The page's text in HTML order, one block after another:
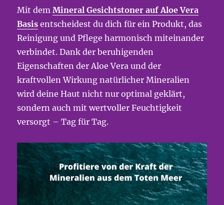
Mit demMineral Gesichtstoner auf Aloe Vera
Basis entscheidest du dich für ein Produkt, das
Reinigung und Pflege harmonisch miteinander
verbindet. Dank der beruhigenden
Eigenschaften der Aloe Vera und der
kraftvollen Wirkung natürlicher Mineralien
wird deine Haut nicht nur optimal geklärt,
sondern auch mit wertvoller Feuchtigkeit
versorgt – Tag für Tag.